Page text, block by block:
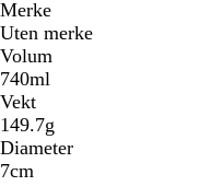
Merke
Uten merke
Volum
740ml
Vekt
149.7g
Diameter
7cm